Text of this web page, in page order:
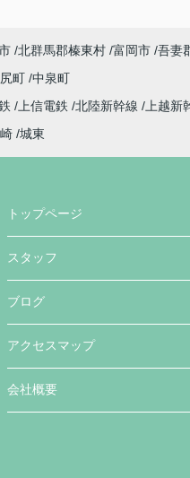
北群馬郡榛東村 富岡市 吾妻
町 中泉町
上信電鉄 北陸新幹線
上越新
城東
トップページ
スタッフ
ブログ
アクセスマップ
会社概要